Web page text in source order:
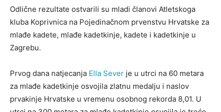
Odlične rezultate ostvarili su mladi članovi Atletskoga
kluba Koprivnica na Pojedinačnom prvenstvu Hrvatske za
mlađe kadete, mlađe kadetkinje, kadete i kadetkinje u
Zagrebu.
Prvog dana natjecanja Ella Sever je u utrci na 60 metara
za mlađe kadetkinje osvojila zlatnu medalju i naslov
prvakinje Hrvatske u vremenu osobnog rekorda 8,01. U